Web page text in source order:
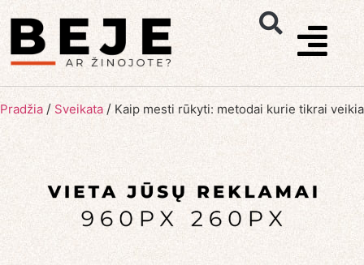
Pradžia / Sveikata / Kaip mesti rūkyti: metodai kurie tikrai veikia